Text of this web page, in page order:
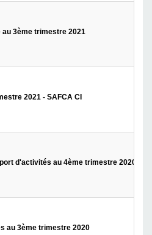
3ème trimestre 2021
2021 - SAFCA CI
d'activités au 4ème trimestre 2020
au 3ème trimestre 2020